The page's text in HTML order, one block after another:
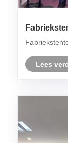
Fair
Lees